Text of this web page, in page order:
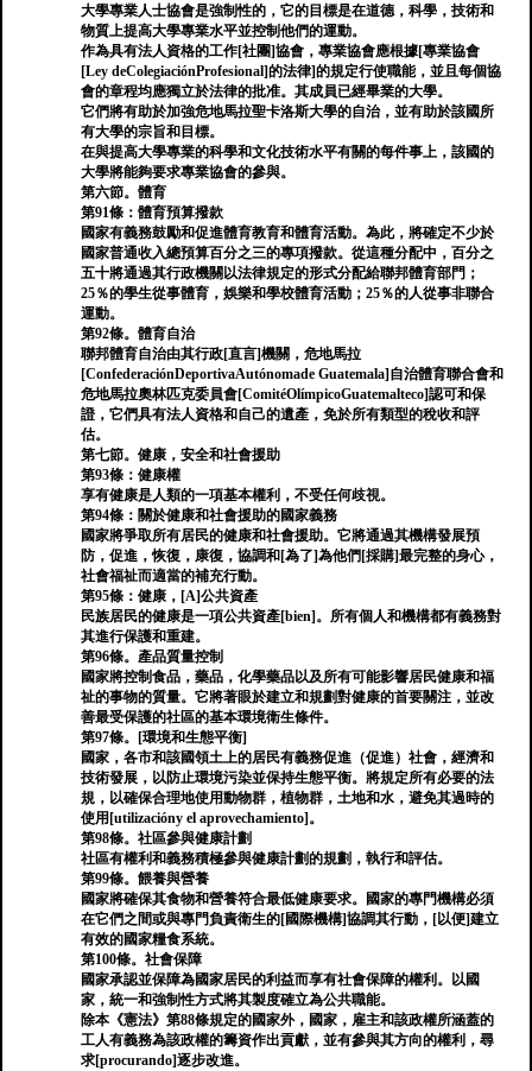
大學專業人士協會是強制性的，它的目標是在道德，科學，技術和
物質上提高大學專業水平並控制他們的運動。
作為具有法人資格的工作[社團]協會，專業協會應根據[專業協會
[Ley deColegiaciónProfesional]的法律]的規定行使職能，並且每個協
會的章程均應獨立於法律的批准。其成員已經畢業的大學。
它們將有助於加強危地馬拉聖卡洛斯大學的自治，並有助於該國所
有大學的宗旨和目標。
在與提高大學專業的科學和文化技術水平有關的每件事上，該國的
大學將能夠要求專業協會的參與。
第六節。體育
第91條：體育預算撥款
國家有義務鼓勵和促進體育教育和體育活動。為此，將確定不少於
國家普通收入總預算百分之三的專項撥款。從這種分配中，百分之
五十將通過其行政機關以法律規定的形式分配給聯邦體育部門；
25％的學生從事體育，娛樂和學校體育活動；25％的人從事非聯合
運動。
第92條。體育自治
聯邦體育自治由其行政[直言]機關，危地馬拉
[ConfederaciónDeportivaAutónomade Guatemala]自治體育聯合會和
危地馬拉奧林匹克委員會[ComitéOlímpicoGuatemalteco]認可和保
證，它們具有法人資格和自己的遺產，免於所有類型的稅收和評
估。
第七節。健康，安全和社會援助
第93條：健康權
享有健康是人類的一項基本權利，不受任何歧視。
第94條：關於健康和社會援助的國家義務
國家將爭取所有居民的健康和社會援助。它將通過其機構發展預
防，促進，恢復，康復，協調和[為了]為他們[採購]最完整的身心，
社會福祉而適當的補充行動。
第95條：健康，[A]公共資產
民族居民的健康是一項公共資產[bien]。所有個人和機構都有義務對
其進行保護和重建。
第96條。產品質量控制
國家將控制食品，藥品，化學藥品以及所有可能影響居民健康和福
祉的事物的質量。它將著眼於建立和規劃對健康的首要關注，並改
善最受保護的社區的基本環境衛生條件。
第97條。[環境和生態平衡]
國家，各市和該國領土上的居民有義務促進（促進）社會，經濟和
技術發展，以防止環境污染並保持生態平衡。將規定所有必要的法
規，以確保合理地使用動物群，植物群，土地和水，避免其過時的
使用[utilizacióny el aprovechamiento]。
第98條。社區參與健康計劃
社區有權利和義務積極參與健康計劃的規劃，執行和評估。
第99條。餵養與營養
國家將確保其食物和營養符合最低健康要求。國家的專門機構必須
在它們之間或與專門負責衛生的[國際機構]協調其行動，[以便]建立
有效的國家糧食系統。
第100條。社會保障
國家承認並保障為國家居民的利益而享有社會保障的權利。以國
家，統一和強制性方式將其製度確立為公共職能。
除本《憲法》第88條規定的國家外，國家，雇主和該政權所涵蓋的
工人有義務為該政權的籌資作出貢獻，並有參與其方向的權利，尋
求[procurando]逐步改進。